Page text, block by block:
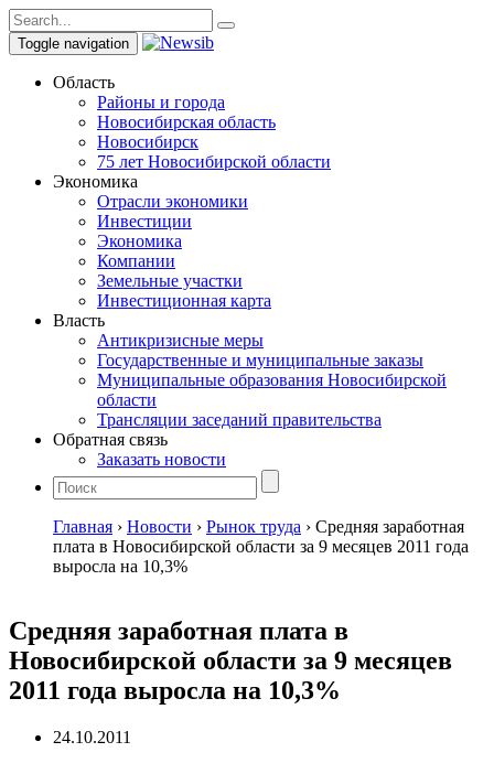
Toggle navigation
Область
Районы и города
Новосибирская область
Новосибирск
75 лет Новосибирской области
Экономика
Отрасли экономики
Инвестиции
Экономика
Компании
Земельные участки
Инвестиционная карта
Власть
Антикризисные меры
Государственные и муниципальные заказы
Муниципальные образования Новосибирской
области
Трансляции заседаний правительства
Обратная связь
Заказать новости
Главная › Новости › Рынок труда › Средняя заработная
плата в Новосибирской области за 9 месяцев 2011 года
выросла на 10,3%
Средняя заработная плата в
Новосибирской области за 9 месяцев
2011 года выросла на 10,3%
24.10.2011